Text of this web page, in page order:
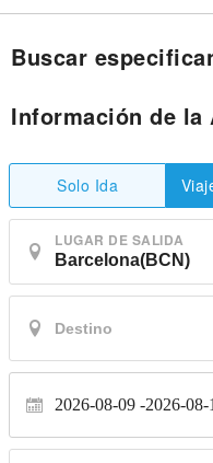
Buscar
Información de la
Solo Ida
LUGAR DE SALIDA
2026-08-09 2026-08-